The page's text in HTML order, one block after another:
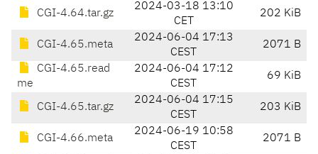
CGI-4.64.tar.gz
2024-03-18 13:10
CET
202 KiB
CGI-4.65.meta
2024-06-04 17:13
CEST
2071 B
CGI-4.65.read
me
2024-06-04 17:12
CEST
69 KiB
CGI-4.65.tar.gz
2024-06-04 17:15
CEST
203 KiB
CGI-4.66.meta
2024-06-19 10:58
CEST
2071 B